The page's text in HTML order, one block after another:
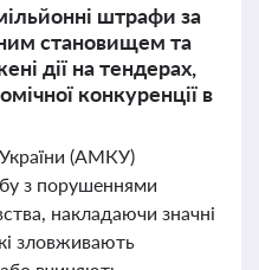
штрафи за
становищем та
дії на тендерах,
конкуренції в
(АМКУ)
з порушеннями
накладаючи значні
зловживають